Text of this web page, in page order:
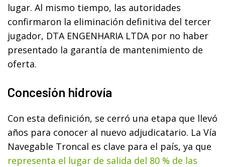
lugar. Al mismo tiempo, las autoridades
confirmaron la eliminación definitiva del tercer
jugador, DTA ENGENHARIA LTDA por no haber
presentado la garantía de mantenimiento de
oferta.
Concesión hidrovía
Con esta definición, se cerró una etapa que llevó
años para conocer al nuevo adjudicatario. La Vía
Navegable Troncal es clave para el país, ya que
representa el lugar de salida del 80 % de las